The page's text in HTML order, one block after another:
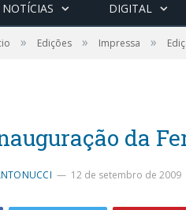
NOTÍCIAS DIGITAL
» Edições » Impressa »
da
12 de setembro de 2009